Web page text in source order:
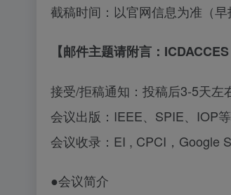
截稿时间：以官网信息为准（早
【邮件主题请附言：
接受/拒稿通知：投稿后3-5天左
会议出版： IEEE、SPIE、IOP
会议收录： EI , CPCI，Google
●会议简介